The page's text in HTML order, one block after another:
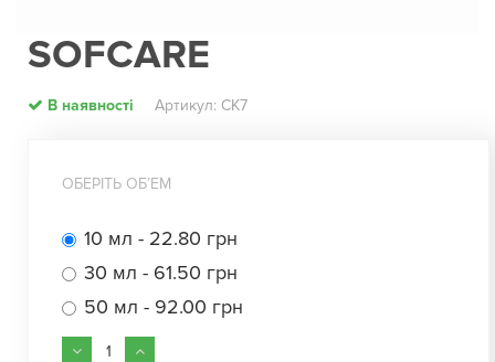
SOFCARE
В наявності Артикул: СК7
ОБЕРІТЬ ОБʼЕМ
10 мл - 22.80 грн
30 мл - 61.50 грн
50 мл - 92.00 грн